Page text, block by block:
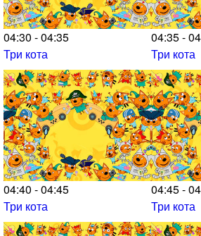
04:30 - 04:35
Три кота
04:35 -
Три кота
04:40 - 04:45
Три кота
04:45 -
Три кота